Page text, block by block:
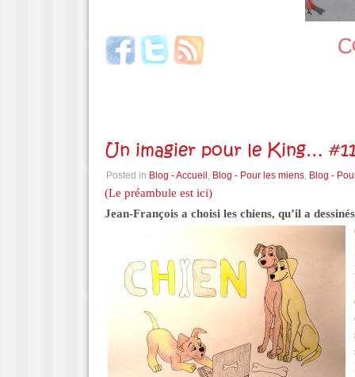
Un imagier pour le King…
Posted in Blog - Accueil , Blog - Pour les miens, Blog -
(Le préambule est ici)
Jean-François a choisi les chiens, qu’il a